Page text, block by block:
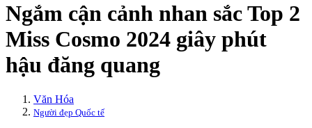
Ngắm cận cảnh nhan sắc Top 2
Miss Cosmo 2024 giây phút
hậu đăng quang
Văn Hóa
Người đẹp Quốc tế